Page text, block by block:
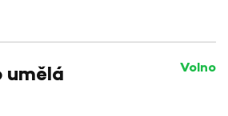
umělá
Volno